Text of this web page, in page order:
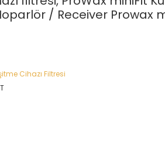
/ Receiver Prowax
Cihazı Filtresi